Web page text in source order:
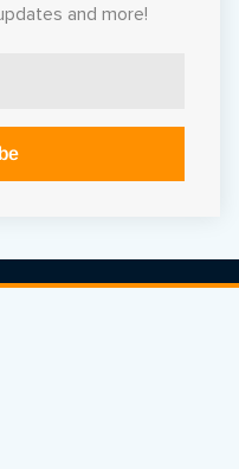
and more!